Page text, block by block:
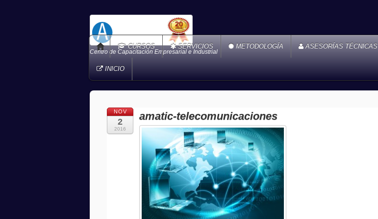
Centro de Capacitación Empresarial e Industrial
CURSOS SERVICIOS METODOLOGÍA ASESORÍAS TÉCNICAS
INICIO
NOV
2
2016
amatic-telecomunicaciones